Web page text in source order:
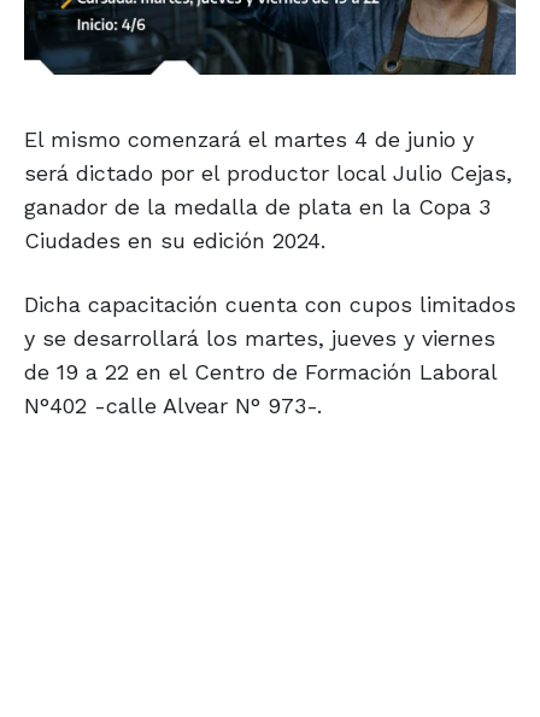
El mismo comenzará el martes 4 de junio y
será dictado por el productor local Julio Cejas,
ganador de la medalla de plata en la Copa 3
Ciudades en su edición 2024.
Dicha capacitación cuenta con cupos limitados
y se desarrollará los martes, jueves y viernes
de 19 a 22 en el Centro de Formación Laboral
N°402 -calle Alvear N° 973-.